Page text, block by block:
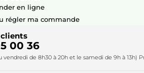
en ligne
régler ma commande
00 36
vendredi de 8h30 à 20h et le samedi de 9h à 13h)